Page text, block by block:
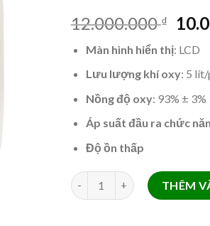
out of 5
based on
customer
rating
12.000.000₫
was:
Màn hình hiển thị: LCD
Lưu lượng khí oxy: 5
Nồng độ oxy: 93% ± 3%
Áp suất đầu ra chức
Độ ồn thấp
Máy tạo oxy iMediCare OC
THÊM